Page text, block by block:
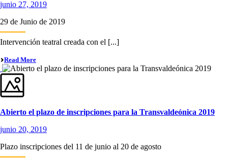
junio 27, 2019
29 de Junio de 2019
Intervención teatral creada con el [...]
Read More
Abierto el plazo de inscripciones para la Transvaldeónica 2019
junio 20, 2019
Plazo inscripciones del 11 de junio al 20 de agosto